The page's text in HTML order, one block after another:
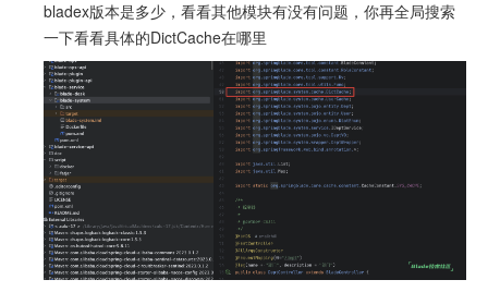
bladex版本是多少，看看其他模块有没有问题，你再全局搜索
一下看看具体的DictCache在哪里